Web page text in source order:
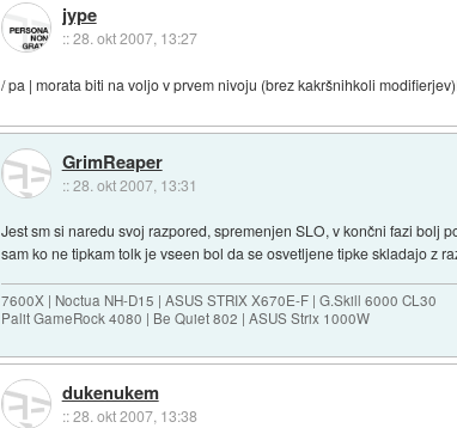
jype
::28. okt 2007, 13:27
/ pa | morata biti na voljo v prvem nivoju (brez kakršnihkoli
GrimReaper
::28. okt 2007, 13:31
Jest sm si naredu svoj razpored, spremenjen SLO, v končni fazi bolj
sam ko ne tipkam tolk je vseen bol da se osvetljene tipke skladajo z
7600X | Noctua NH-D15 | ASUS STRIX X670E-F | G.Skill 6000 CL30
Palit GameRock 4080 | Be Quiet 802 | ASUS Strix 1000W
dukenukem
::28. okt 2007, 13:38